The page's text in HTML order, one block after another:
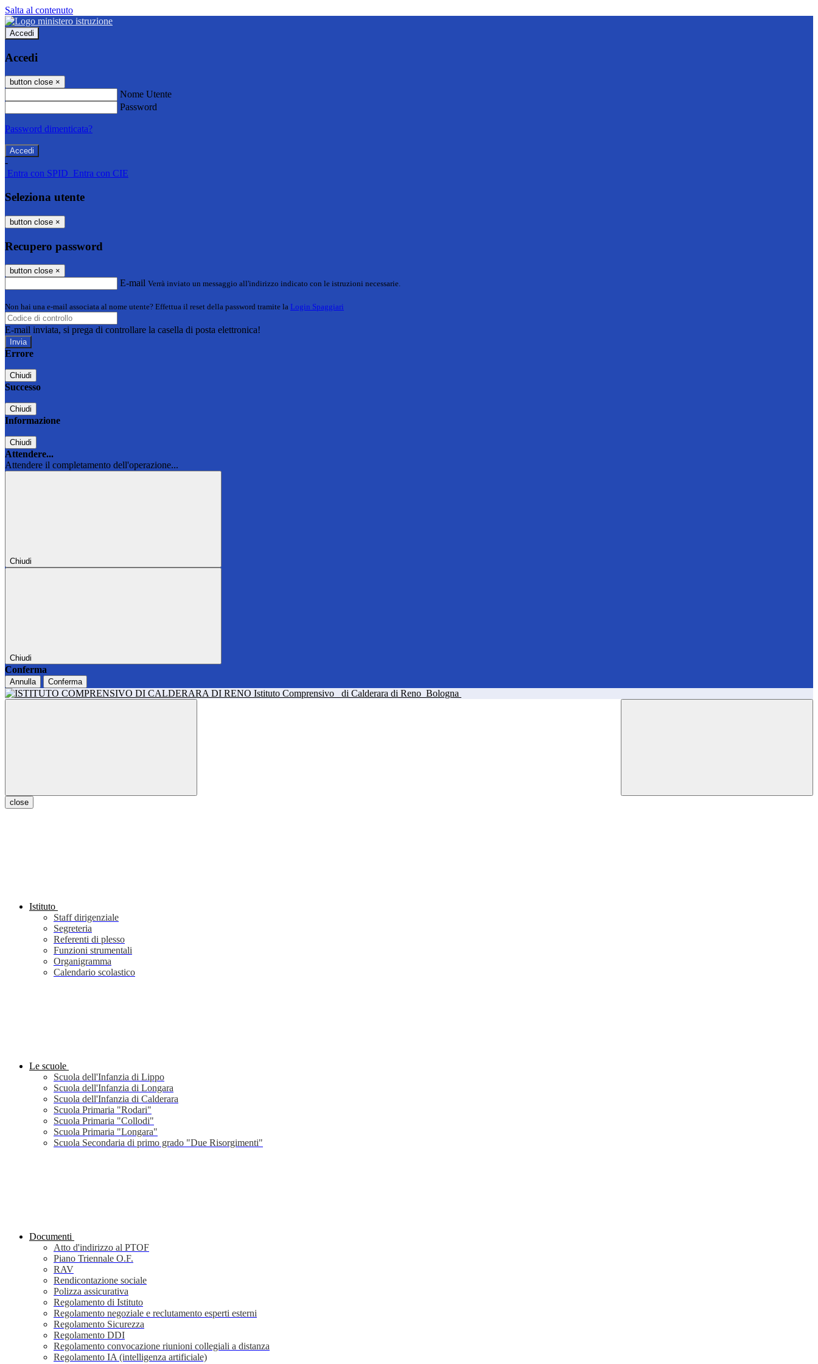
Salta al contenuto
Accedi
Accedi
button close ×
Nome Utente
Password
Password dimenticata?
-
Entra con SPID Entra con CIE
Seleziona utente
button close ×
Recupero password
button close ×
E-mail Verrà inviato un messaggio all'indirizzo indicato con le istruzioni necessarie.
Non hai una e-mail associata al nome utente? Effettua il reset della password tramite la Login Spaggiari
E-mail inviata, si prega di controllare la casella di posta elettronica!
Errore
Chiudi
Successo
Chiudi
Informazione
Chiudi
Attendere...
Attendere il completamento dell'operazione...
Chiudi
Chiudi
Conferma
Annulla Conferma
Istituto Comprensivo di Calderara di Reno Bologna
close
Istituto
Staff dirigenziale
Segreteria
Referenti di plesso
Funzioni strumentali
Organigramma
Calendario scolastico
Le scuole
Scuola dell'Infanzia di Lippo
Scuola dell'Infanzia di Longara
Scuola dell'Infanzia di Calderara
Scuola Primaria "Rodari"
Scuola Primaria "Collodi"
Scuola Primaria "Longara"
Scuola Secondaria di primo grado "Due Risorgimenti"
Documenti
Atto d'indirizzo al PTOF
Piano Triennale O.F.
RAV
Rendicontazione sociale
Polizza assicurativa
Regolamento di Istituto
Regolamento negoziale e reclutamento esperti esterni
Regolamento Sicurezza
Regolamento DDI
Regolamento convocazione riunioni collegiali a distanza
Regolamento IA (intelligenza artificiale)